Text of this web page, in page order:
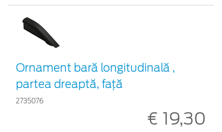
Ornament bară longitudinală ,
partea dreaptă, față
2735076
€ 19,30